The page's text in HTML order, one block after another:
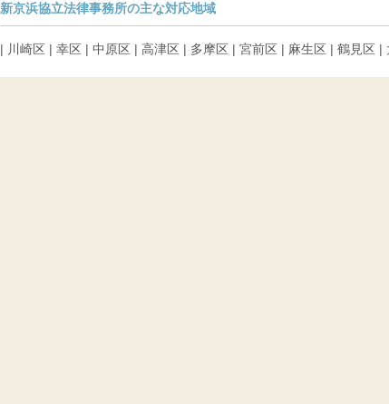
新京浜協立法律事務所の主な対応地域
| 川崎区 | 幸区 | 中原区 | 高津区 | 多摩区 | 宮前区 | 麻生区 | 鶴見区 |